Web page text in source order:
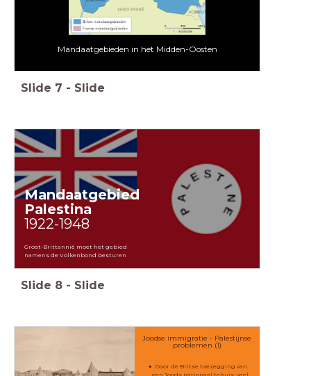
Mandaatgebieden in het Midden-Oosten
Slide 7 - Slide
Mandaatgebied
Palestina
1922-1948
Groot-Brittannië moet het gebied
namens de Volkenbond besturen
Slide 8 - Slide
Joodse immigratie - Palestijnse
problemen (1)
Door de Britse toezegging van